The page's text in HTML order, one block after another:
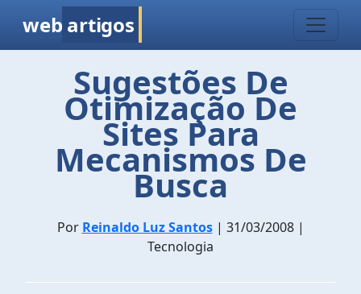
web artigos
Sugestões De
Otimização De
Sites Para
Mecanismos De
Busca
Por Reinaldo Luz Santos| 31/03/2008 |
Tecnologia